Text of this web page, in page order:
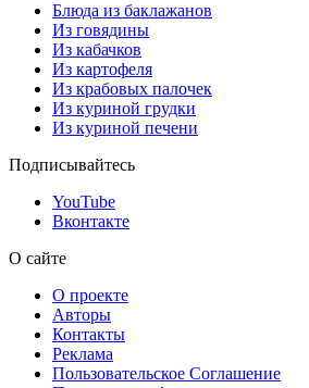
Блюда из баклажанов
Из говядины
Из кабачков
Из картофеля
Из крабовых палочек
Из куриной грудки
Из куриной печени
Подписывайтесь
YouTube
Вконтакте
О сайте
О проекте
Авторы
Контакты
Реклама
Пользовательское Соглашение